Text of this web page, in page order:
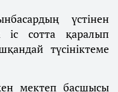
үстінен
іс сотта қаралып
түсініктеме
мектеп басшысы